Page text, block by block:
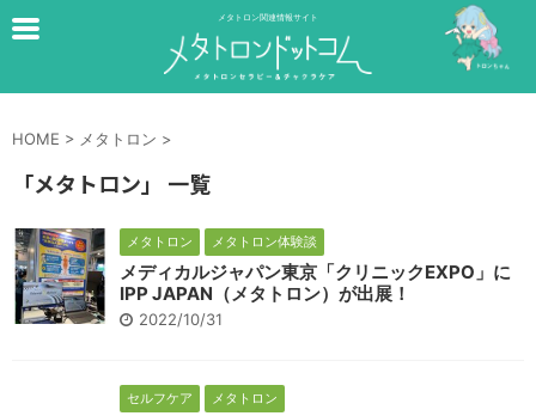
メタトロン関連情報サイト
HOME > メタトロン >
「メタトロン」 一覧
メタトロン メタトロン体験談
メディカルジャパン東京「クリニックEXPO」に
IPP JAPAN（メタトロン）が出展！
2022/10/31
セルフケア メタトロン